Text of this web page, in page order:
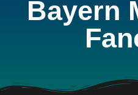
Bayern